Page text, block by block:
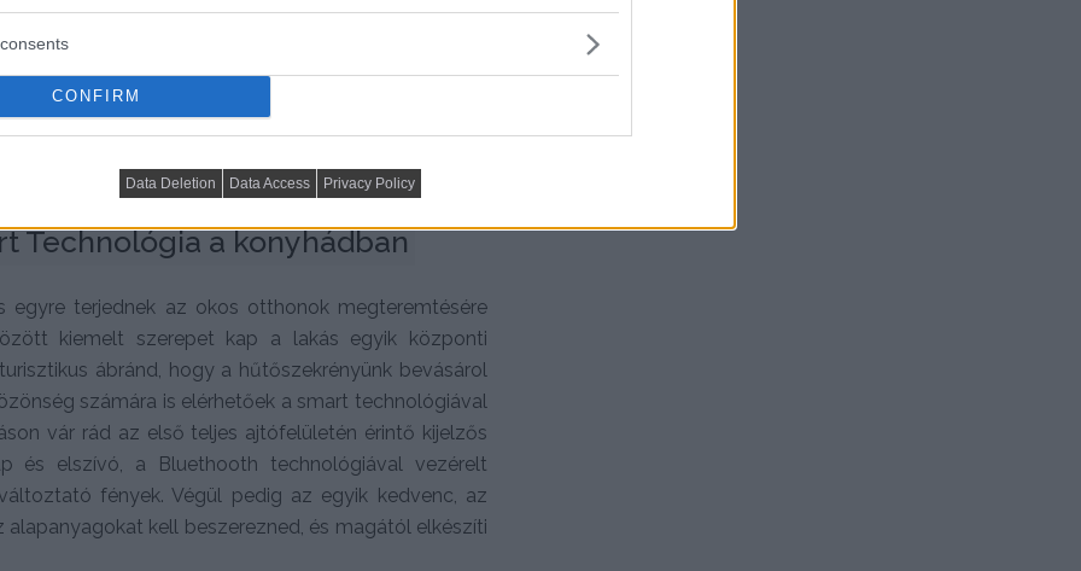
CONFIRM
Data Deletion Data Access Privacy Policy
a tárolószekrényekre szerelt fogantyúk
is ez a kiálló kallantyú jelentette az
azonban nagyon sok gyártó fejlesztett olyan
nyílik. Egységes felületek és könnyebb
Technológia a konyhádban
egyre terjednek az okos otthonok megteremtésére
kiemelt szerepet kap a lakás egyik központi
ábránd, hogy a hűtőszekrényünk bevásárol
számára is elérhetőek a smart technológiával
vár rád az első teljes ajtófelületén érintő kijelzős
és elszívó, a Bluethooth technológiával vezérelt
fények. Végül pedig az egyik kedvenc, az
kell beszerezned, és magától elkészíti